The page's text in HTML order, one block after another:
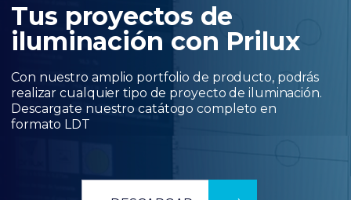
Tus proyectos de
iluminación con Prilux
Con nuestro amplio portfolio de producto, podrás
realizar cualquier tipo de proyecto de iluminación.
Descargate nuestro catátogo completo en
formato LDT